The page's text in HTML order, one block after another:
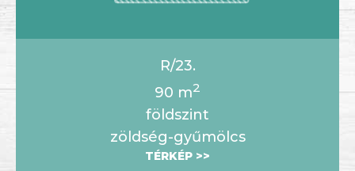
R/23.
90 m2
földszint
zöldség-gyűmölcs
TÉRKÉP >>